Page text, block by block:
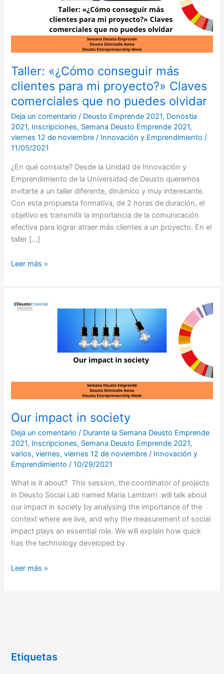
Taller: «¿Cómo conseguir más
clientes para mi proyecto?» Claves
comerciales que no puedes olvidar
Deja un comentario / Deusto Emprende 2021, Donostia
2021, Inscripciones, Semana Deusto Emprende 2021,
viernes 12 de noviembre / Innovación y Emprendimiento/
11/05/2021
¿En qué consiste? Desde la Unidad de Innovación y
Emprendimiento de la Universidad de Deusto queremos
invitarte a un taller diferente, dinámico y muy interesante.
Con esta propuesta formativa, de 2 horas de duración, el
objetivo es transmitir la importancia de la comunicación
efectiva para lograr atraer más clientes a un proyecto. En el
taller […]
Claves
comerciales
que
no
puedes
olvidar
Leer más »
Our impact in society
Deja un comentario / Durante la Semana Deusto Emprende
2021, Inscripciones, Semana Deusto Emprende 2021,
varios,viernes,viernes 12 de noviembre / Innovación y
Emprendimiento/10/29/2021
What is it about? This session, the coordinator of projects
in Deusto Social Lab named Maria Lambarri will talk about
our impact in society by analysing the importance of the
context where we live, and why the measurement of social
impact plays an essential role. We will explain how quick
has the technology developed by
Our
Leer más »
Etiquetas